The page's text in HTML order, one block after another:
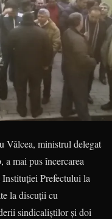
Vâlcea, ministrul delegat
mai pus încercarea
Prefectului la
la discuții cu
sindicaliștilor și doi